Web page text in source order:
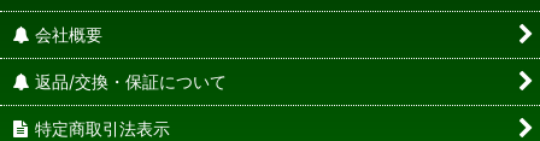
会社概要
返品/交換・保証について
特定商取引法表示